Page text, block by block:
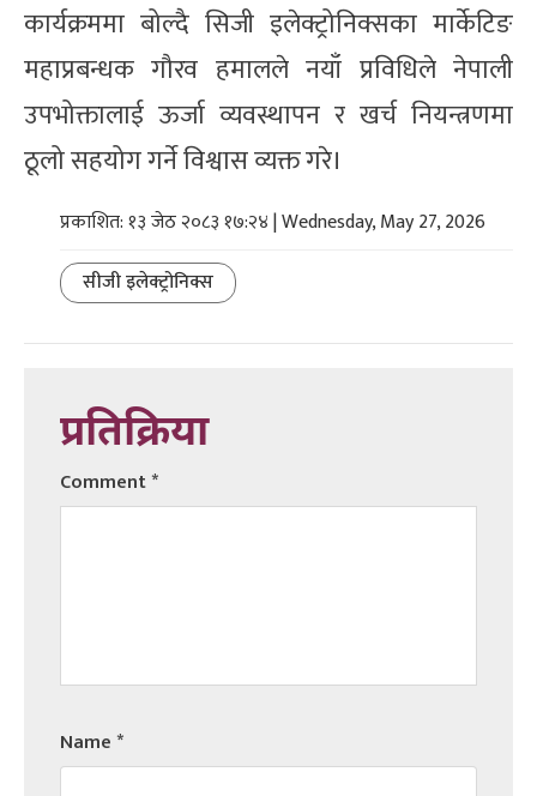
कार्यक्रममा बोल्दै सिजी इलेक्ट्रोनिक्सका मार्केटिङ
महाप्रबन्धक गौरव हमालले नयाँ प्रविधिले नेपाली
उपभोक्तालाई ऊर्जा व्यवस्थापन र खर्च नियन्त्रणमा
ठूलो सहयोग गर्ने विश्वास व्यक्त गरे।
प्रकाशित: १३ जेठ २०८३ १७:२४ | Wednesday, May 27, 2026
सीजी इलेक्ट्रोनिक्स
प्रतिक्रिया
Comment*
Name*